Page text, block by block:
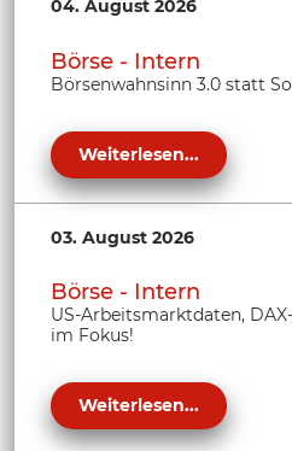
04. August 2026
Börse - Intern
Börsenwahnsinn 3.0 statt
Weiterlesen...
03. August 2026
Börse - Intern
US-Arbeitsmarktdaten,
im Fokus!
Weiterlesen...